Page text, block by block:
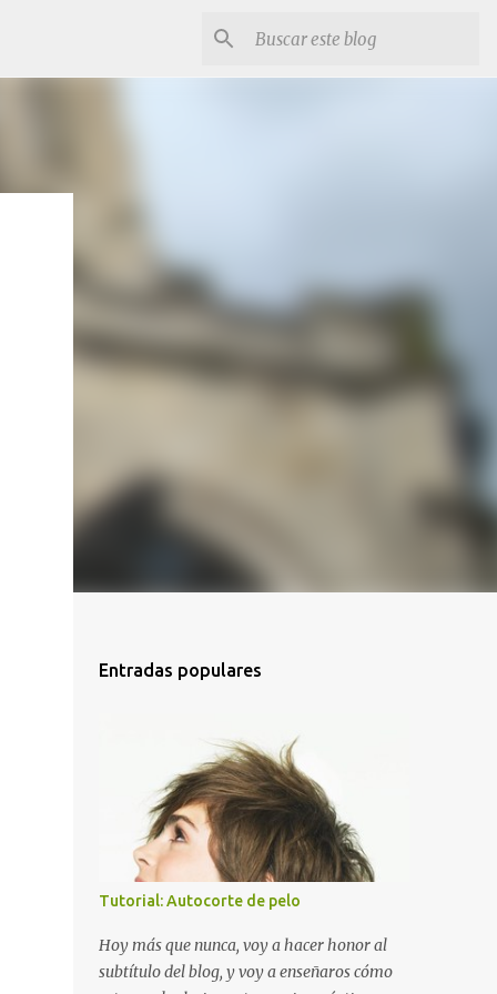
Entradas populares
Tutorial: Autocorte de pelo
Hoy más que nunca, voy a hacer honor al
subtítulo del blog, y voy a enseñaros cómo